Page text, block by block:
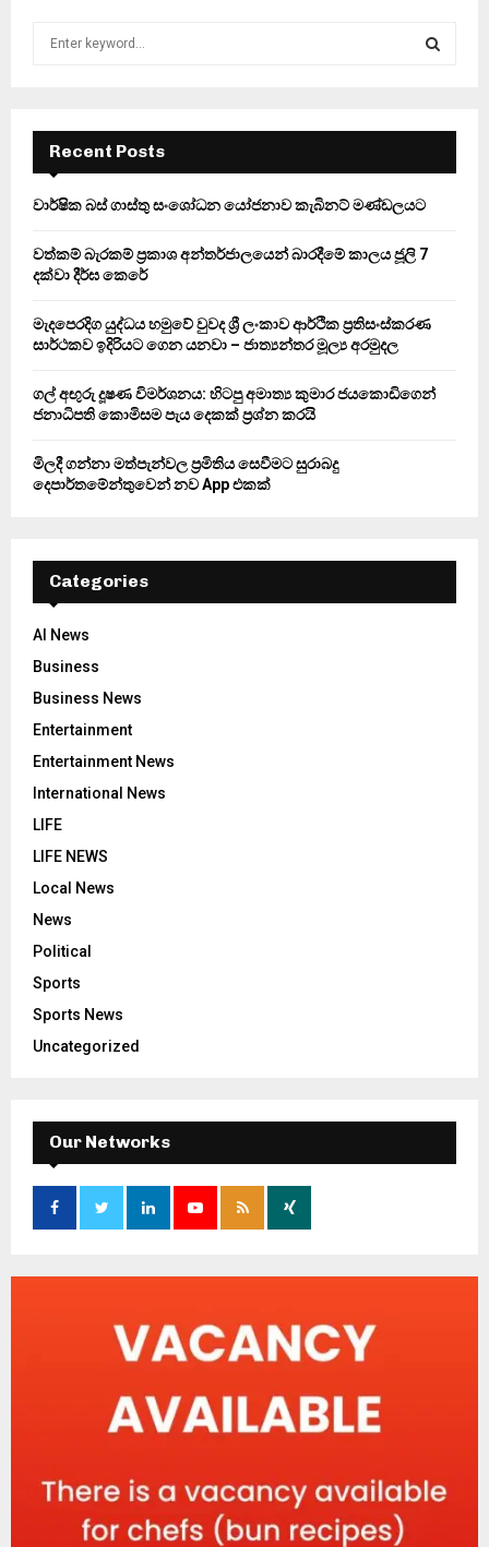
f
r
E
A
Recent Posts
වාර්ෂික බස් ගාස්තු සංශෝධන යෝජනාව කැබිනට් මණ්ඩලයට
වත්කම් බැරකම් ප්‍රකාශ අන්තර්ජාලයෙන් බාරදීමේ කාලය ජූලි 7
දක්වා දීර්ඝ කෙරේ
මැදපෙරදිග යුද්ධය හමුවේ වුවද ශ්‍රී ලංකාව ආර්ථික ප්‍රතිසංස්කරණ
සාර්ථකව ඉදිරියට ගෙන යනවා – ජාත්‍යන්තර මූල්‍ය අරමුදල
ගල් අඟුරු දූෂණ විමර්ශනය: හිටපු අමාත්‍ය කුමාර ජයකොඩිගෙන්
ජනාධිපති කොමිසම පැය දෙකක් ප්‍රශ්න කරයි
මිලදී ගන්නා මත්පැන්වල ප්‍රමිතිය සෙවීමට සුරාබදු
දෙපාර්තමේන්තුවෙන් නව App එකක්
Categories
AI News
Business
Business News
Entertainment
Entertainment News
International News
LIFE
LIFE NEWS
Local News
News
Political
Sports
Sports News
Uncategorized
Our Networks